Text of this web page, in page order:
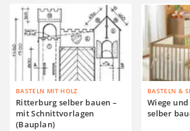
BASTELN MIT HOLZ
Ritterburg selber bauen –
mit Schnittvorlagen
(Bauplan)
BASTELN &
Wiege
selber